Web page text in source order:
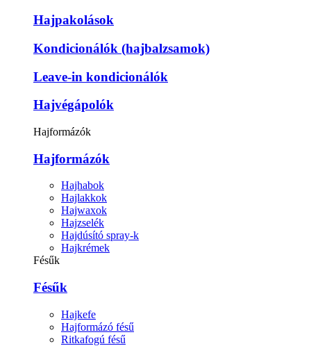
Hajpakolások
Kondicionálók (hajbalzsamok)
Leave-in kondicionálók
Hajvégápolók
Hajformázók
Hajformázók
Hajhabok
Hajlakkok
Hajwaxok
Hajzselék
Hajdúsító spray-k
Hajkrémek
Fésűk
Fésűk
Hajkefe
Hajformázó fésű
Ritkafogú fésű